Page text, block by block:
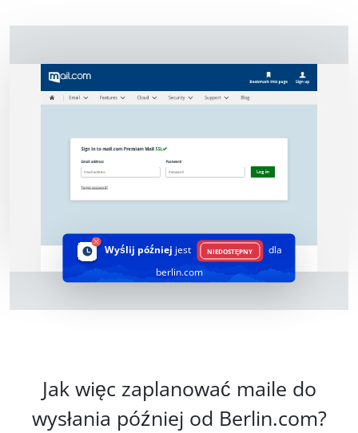
Wyślij później jest NIEDOSTĘPNY
dla
berlin.com
Jak więc zaplanować maile do
wysłania później od Berlin.com?